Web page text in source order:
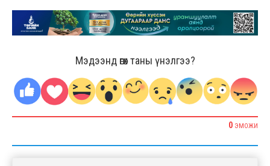
Мэдээнд өгөх таны үнэлгээ?
0 ЭМОЖИ